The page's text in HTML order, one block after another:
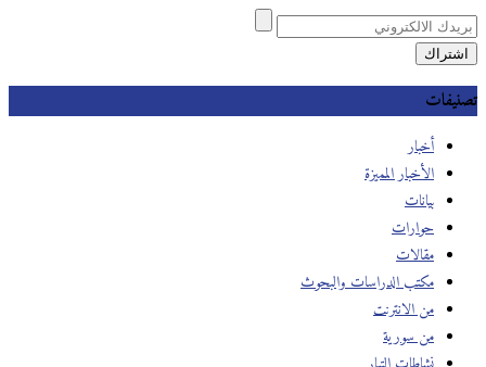
تصنيفات
أخبار
الأخبار المميزة
بيانات
حوارات
مقالات
مكتب الدراسات والبحوث
من الانترنت
من سورية